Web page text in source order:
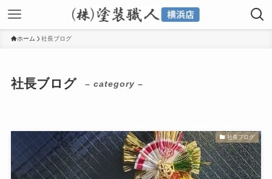
ホーム 社長ブログ
社長ブログ – category –
社長ブログ